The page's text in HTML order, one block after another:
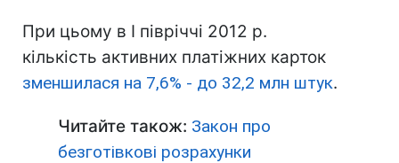
При цьому в I півріччі 2012 р.
кількість активних платіжних карток
зменшилася на 7,6% - до 32,2 млн штук.
Читайте також: Закон про
безготівкові розрахунки